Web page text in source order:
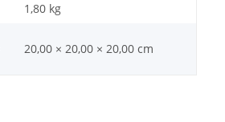
1,80 kg
20,00 × 20,00 × 20,00 cm